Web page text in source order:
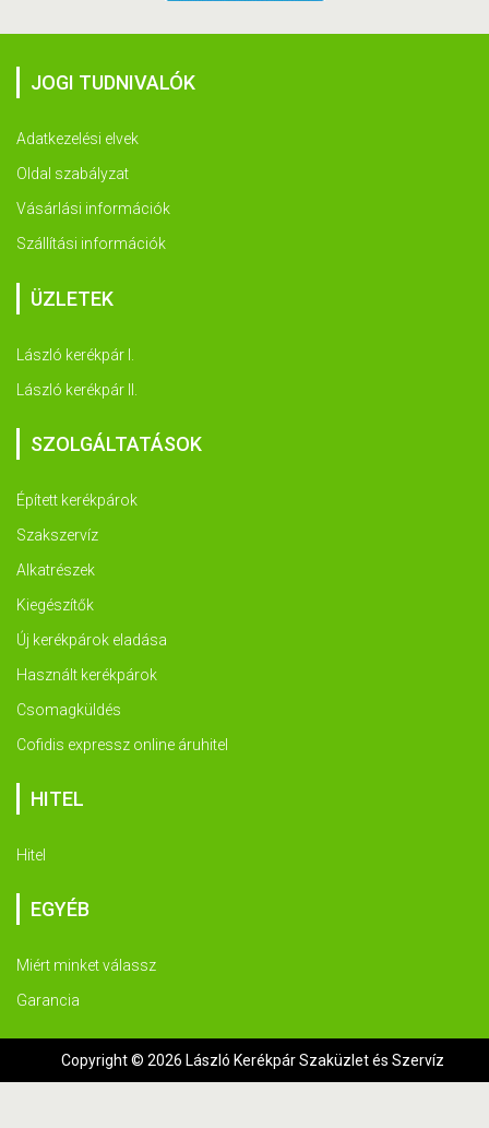
JOGI TUDNIVALÓK
Adatkezelési elvek
Oldal szabályzat
Vásárlási információk
Szállítási információk
ÜZLETEK
László kerékpár I.
László kerékpár II.
SZOLGÁLTATÁSOK
Épített kerékpárok
Szakszervíz
Alkatrészek
Kiegészítők
Új kerékpárok eladása
Használt kerékpárok
Csomagküldés
Cofidis expressz online áruhitel
HITEL
Hitel
EGYÉB
Miért minket válassz
Garancia
Copyright © 2026 László Kerékpár Szaküzlet és Szervíz